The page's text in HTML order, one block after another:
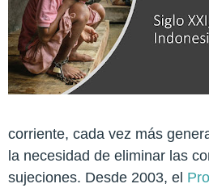
corriente, cada vez más
la necesidad de eliminar las
sujeciones. Desde 2003, el